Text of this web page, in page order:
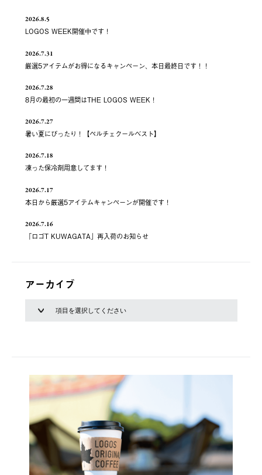
2026.8.5
LOGOS WEEK開催中です！
2026.7.31
厳選5アイテムがお得になるキャンペーン、本日最終日です！！
2026.7.28
8月の最初の一週間はTHE LOGOS WEEK！
2026.7.27
暑い夏にぴったり！【ペルチェクールベスト】
2026.7.18
凍った保冷剤用意してます！
2026.7.17
本日から厳選5アイテムキャンペーンが開催です！
2026.7.16
「ロゴT KUWAGATA」再入荷のお知らせ
アーカイブ